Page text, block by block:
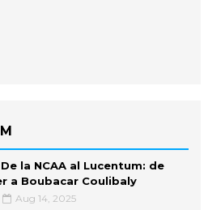
De la NCAA al Lucentum: de
a Boubacar Coulibaly
Aug 14, 2025